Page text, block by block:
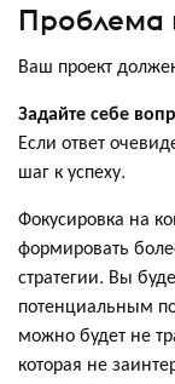
Проблема
Ваш проект
Задайте себе
Если ответ
шаг к успеху.
Фокусировка на
формировать
стратегии. Вы
потенциальным
можно будет не
которая не